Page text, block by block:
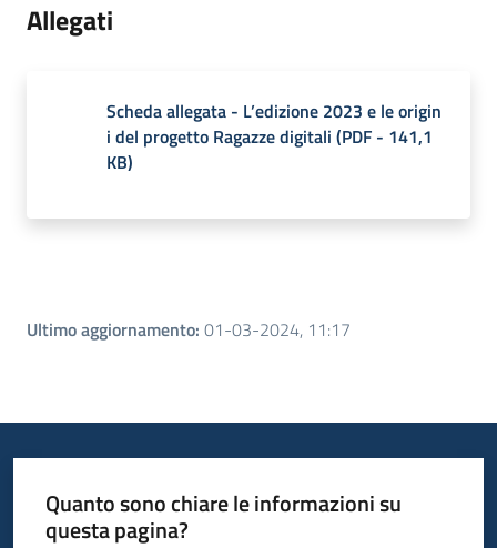
Allegati
Scheda allegata - L’edizione 2023 e le origin
i del progetto Ragazze digitali (PDF - 141,1
KB)
Ultimo aggiornamento: 01-03-2024, 11:17
Quanto sono chiare le informazioni su
questa pagina?